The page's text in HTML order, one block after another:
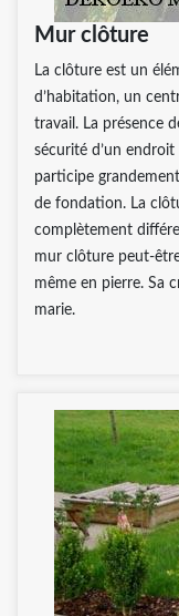
Mur clôture
La clôture est un
d’habitation, un
travail. La présence
sécurité d’un
participe
de fondation. La
complètement
mur clôture peut-
même en pierre. Sa
marie.